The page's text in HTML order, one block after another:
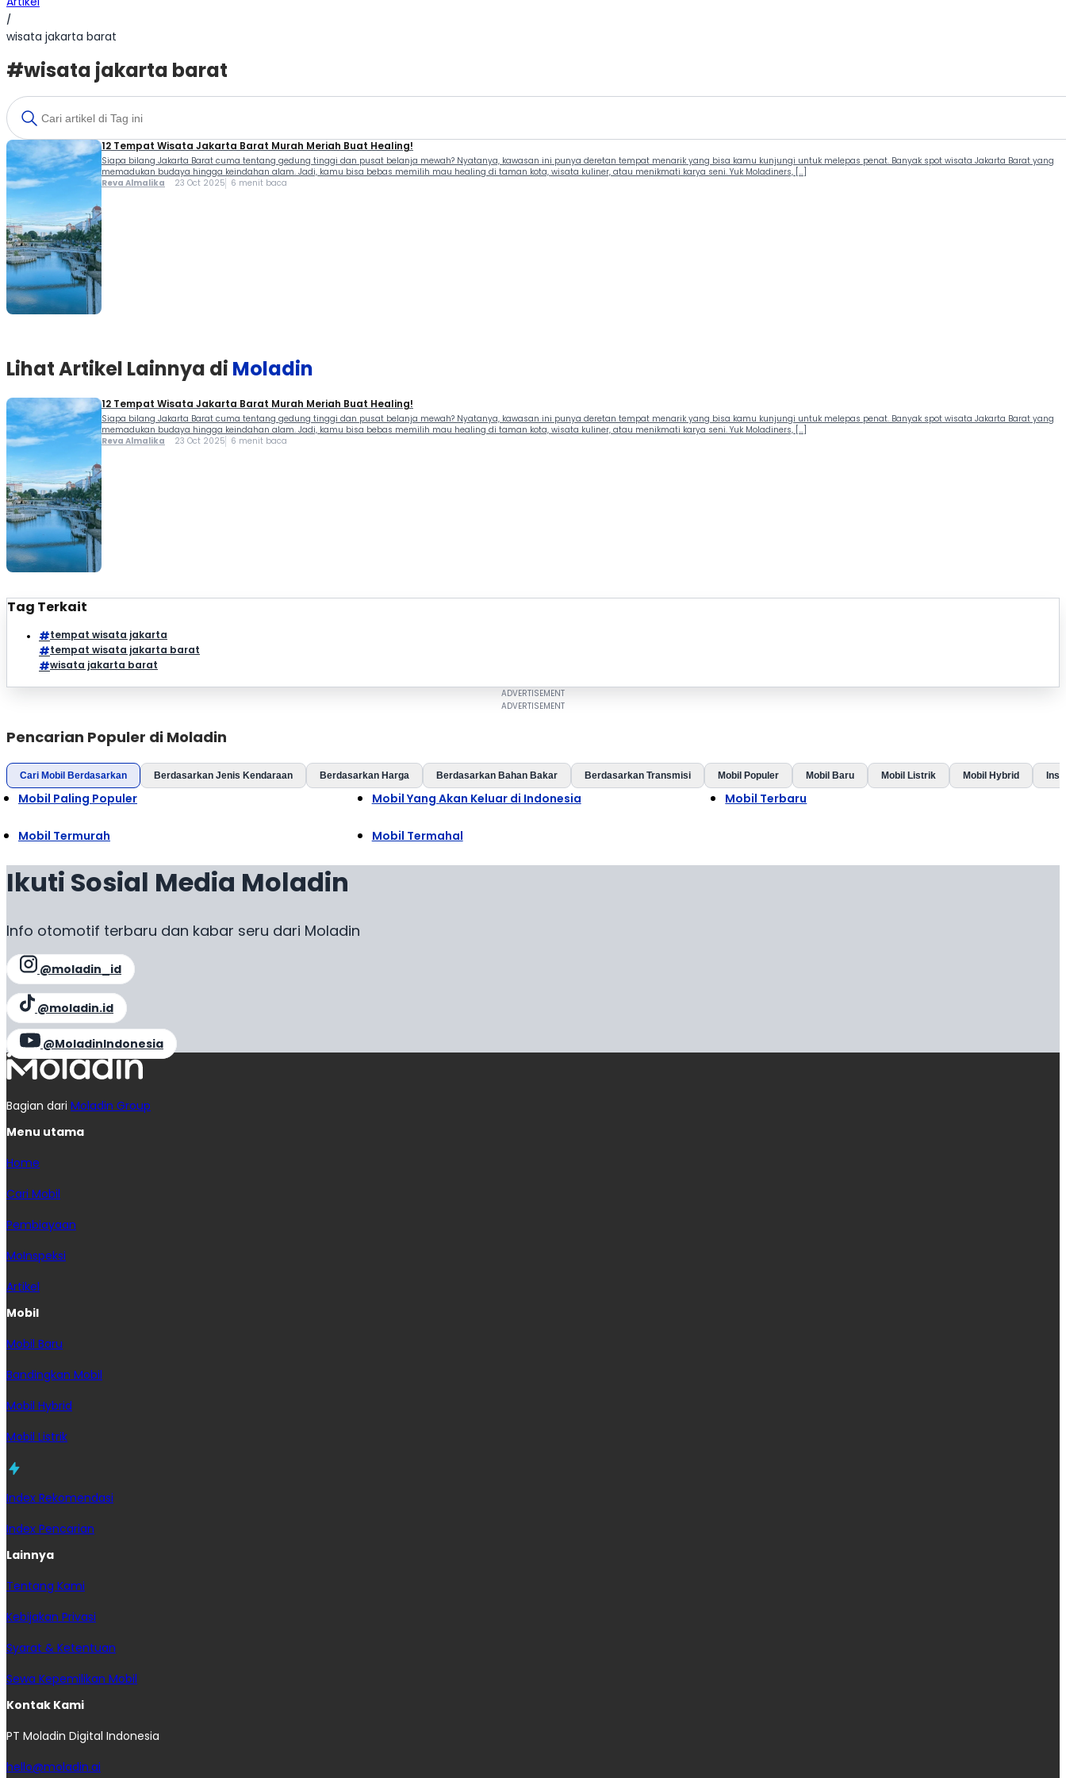
/
wisata jakarta barat
#wisata jakarta barat
12 Tempat Wisata Jakarta Barat Murah Meriah Buat Healing!
Siapa bilang Jakarta Barat cuma tentang gedung tinggi dan pusat belanja mewah? Nyatanya, kawasan ini punya deretan tempat menarik yang bisa kamu kunjungi untuk melepas penat. Banyak spot wisata Jakarta Barat yang
memadukan budaya hingga keindahan alam. Jadi, kamu bisa bebas memilih mau healing di taman kota, wisata kuliner, atau menikmati karya seni. Yuk Moladiners, […]
Reva Almalika 23 Oct 2025 6 menit baca
Lihat Artikel Lainnya di Moladin
12 Tempat Wisata Jakarta Barat Murah Meriah Buat Healing!
Siapa bilang Jakarta Barat cuma tentang gedung tinggi dan pusat belanja mewah? Nyatanya, kawasan ini punya deretan tempat menarik yang bisa kamu kunjungi untuk melepas penat. Banyak spot wisata Jakarta Barat yang
memadukan budaya hingga keindahan alam. Jadi, kamu bisa bebas memilih mau healing di taman kota, wisata kuliner, atau menikmati karya seni. Yuk Moladiners, […]
Reva Almalika 23 Oct 2025 6 menit baca
Tag Terkait
tempat wisata jakarta
tempat wisata jakarta barat
wisata jakarta barat
Pencarian Populer di Moladin
Cari Mobil Berdasarkan Berdasarkan Jenis Kendaraan Berdasarkan Harga Berdasarkan Bahan Bakar Berdasarkan Transmisi Mobil Populer Mobil Baru Mobil Listrik Mobil Hybrid
Mobil Paling Populer Mobil Yang Akan Keluar di Indonesia Mobil Terbaru
Mobil Termurah Mobil Termahal
Ikuti Sosial Media Moladin
Info otomotif terbaru dan kabar seru dari Moladin
@moladin_id
@moladin.id
@MoladinIndonesia
Bagian dari Moladin Group
Menu utama
Home
Cari Mobil
Pembiayaan
MoInspeksi
Artikel
Mobil
Mobil Baru
Bandingkan Mobil
Mobil Hybrid
Mobil Listrik
Index Rekomendasi
Index Pencarian
Lainnya
Tentang Kami
Kebijakan Privasi
Syarat & Ketentuan
Sewa Kepemilikan Mobil
Kontak Kami
PT Moladin Digital Indonesia
hello@moladin.ai